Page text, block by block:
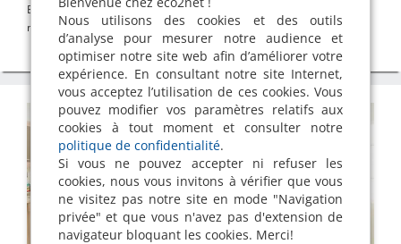
Blog >Femmes de ménage>Service à domicile "femmes de
ménage"Nous utilisons des cookies et des outils
d’analyse pour mesurer notre audience et
optimiser notre site web afin d’améliorer votre
expérience. En consultant notre site Internet,
vous acceptez l’utilisation de ces cookies. Vous
pouvez modifier vos paramètres relatifs aux
cookies à tout moment et consulter notre
politique de confidentialité.
Si vous ne pouvez accepter ni refuser les
cookies, nous vous invitons à vérifier que vous
ne visitez pas notre site en mode "Navigation
privée" et que vous n'avez pas d'extension de
navigateur bloquant les cookies. Merci!